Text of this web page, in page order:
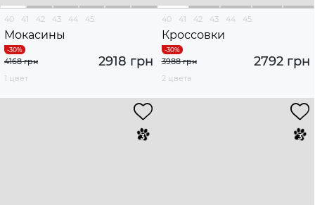
40 41 42 43 44 45
Мокасины
2918 грн
4168 грн
1 цвет
40 41 42 43 44 45
Кроссовки
2792 грн
3988 грн
2 цвета